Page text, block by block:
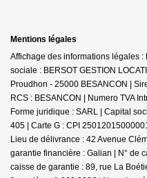
Mentions légales
Affichage des informations légales :
sociale : BERSOT GESTION
Proudhon - 25000 BESANCON |
RCS : BESANCON | Numero TVA
Forme juridique : SARL | Capital
405 | Carte G : CPI
Lieu de délivrance : 42 Avenue
garantie financière : Galian | N° de
caisse de garantie : 89, rue La